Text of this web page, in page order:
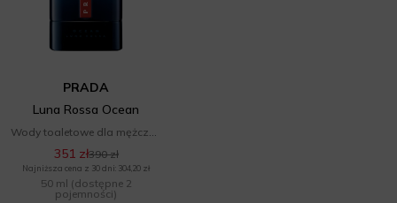
PRADA
Luna Rossa Ocean
351 zł390 zł
Najniższa cena z 30 dni: 304,20 zł
50 ml (dostępne 2
pojemności)